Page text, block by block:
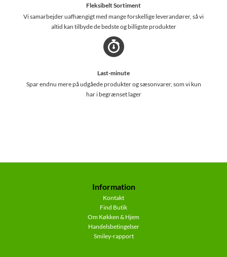
Fleksibelt Sortiment
Vi samarbejder uafhængigt med mange forskellige leverandører, så vi
altid kan tilbyde de bedste og billigste produkter
Last-minute
Spar endnu mere på udgåede produkter og sæsonvarer, som vi kun
har i begrænset lager
Information
Kontakt
Find Butik
Om Køkken & Hjem
Handelsbetingelser
Smiley-rapport